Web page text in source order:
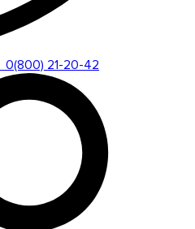
0(800) 21-20-42